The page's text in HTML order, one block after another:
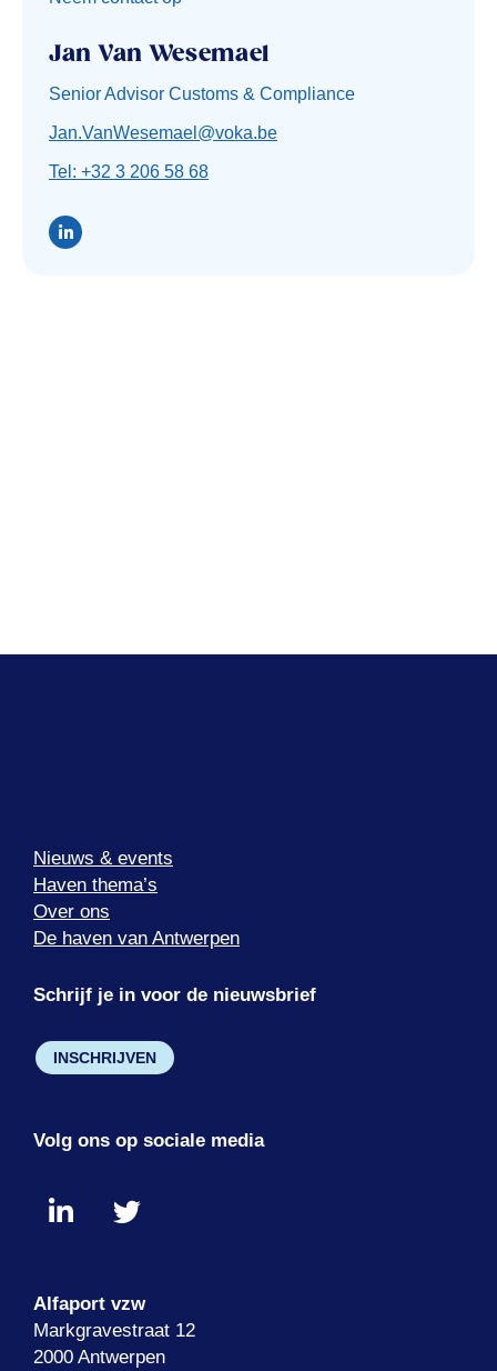
Jan Van Wesemael
Senior Advisor Customs & Compliance
Jan.VanWesemael@voka.be
Tel: +32 3 206 58 68
Nieuws & events
Haven thema’s
Over ons
De haven van Antwerpen
Schrijf je in voor de nieuwsbrief
INSCHRIJVEN
Volg ons op sociale media
Alfaport vzw
Markgravestraat 12
2000 Antwerpen